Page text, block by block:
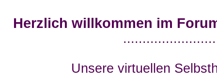
Herzlich willkommen im
Unsere virtuellen